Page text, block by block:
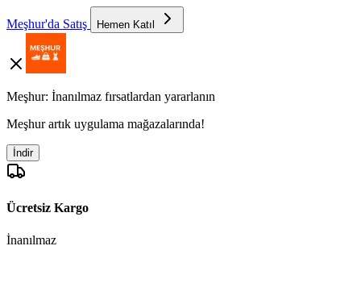
Meşhur'da Satış Hemen Katıl
Meşhur: İnanılmaz fırsatlardan yararlanın
Meşhur artık uygulama mağazalarında!
İndir
Ücretsiz Kargo
İnanılmaz